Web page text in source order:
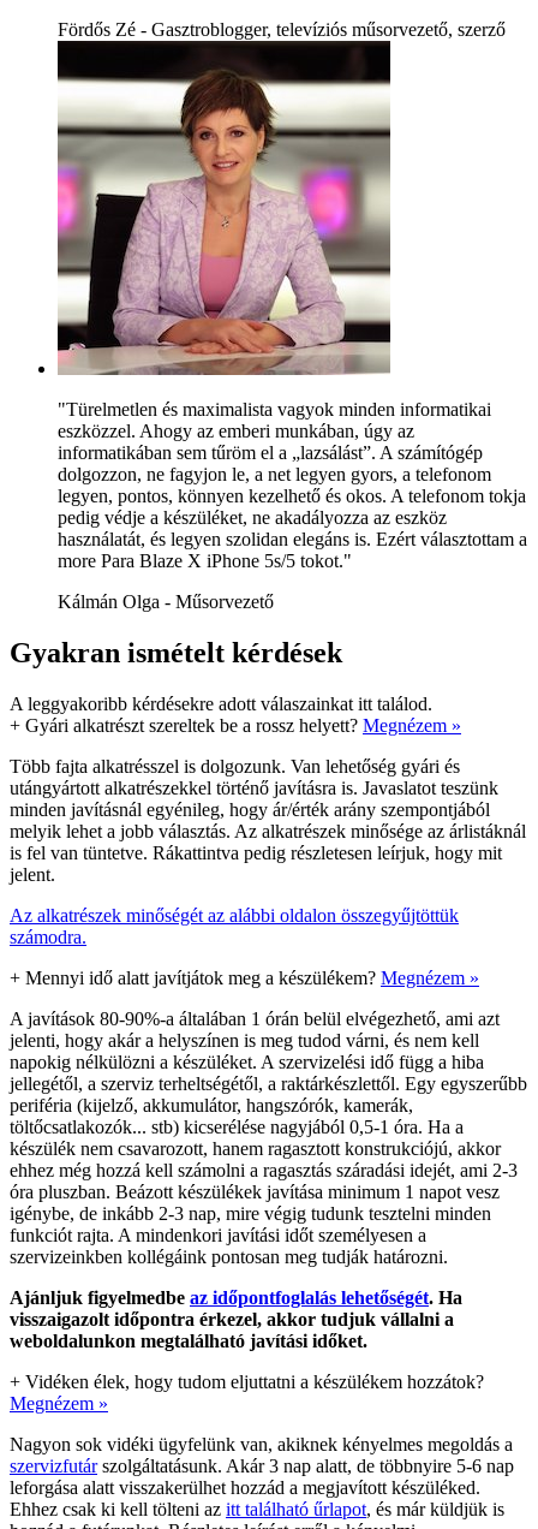
Fördős Zé - Gasztroblogger, televíziós műsorvezető, szerző
"Türelmetlen és maximalista vagyok minden informatikai
eszközzel. Ahogy az emberi munkában, úgy az
informatikában sem tűröm el a „lazsálást”. A számítógép
dolgozzon, ne fagyjon le, a net legyen gyors, a telefonom
legyen, pontos, könnyen kezelhető és okos. A telefonom tokja
pedig védje a készüléket, ne akadályozza az eszköz
használatát, és legyen szolidan elegáns is. Ezért választottam a
more Para Blaze X iPhone 5s/5 tokot."
Kálmán Olga - Műsorvezető
Gyakran ismételt kérdések
A leggyakoribb kérdésekre adott válaszainkat itt találod.
+ Gyári alkatrészt szereltek be a rossz helyett? Megnézem »
Több fajta alkatrésszel is dolgozunk. Van lehetőség gyári és
utángyártott alkatrészekkel történő javításra is. Javaslatot teszünk
minden javításnál egyénileg, hogy ár/érték arány szempontjából
melyik lehet a jobb választás. Az alkatrészek minősége az árlistáknál
is fel van tüntetve. Rákattintva pedig részletesen leírjuk, hogy mit
jelent.
Az alkatrészek minőségét az alábbi oldalon összegyűjtöttük
számodra.
+ Mennyi idő alatt javítjátok meg a készülékem? Megnézem »
A javítások 80-90%-a általában 1 órán belül elvégezhető, ami azt
jelenti, hogy akár a helyszínen is meg tudod várni, és nem kell
napokig nélkülözni a készüléket. A szervizelési idő függ a hiba
jellegétől, a szerviz terheltségétől, a raktárkészlettől. Egy egyszerűbb
periféria (kijelző, akkumulátor, hangszórók, kamerák,
töltőcsatlakozók... stb) kicserélése nagyjából 0,5-1 óra. Ha a
készülék nem csavarozott, hanem ragasztott konstrukciójú, akkor
ehhez még hozzá kell számolni a ragasztás száradási idejét, ami 2-3
óra pluszban. Beázott készülékek javítása minimum 1 napot vesz
igénybe, de inkább 2-3 nap, mire végig tudunk tesztelni minden
funkciót rajta. A mindenkori javítási időt személyesen a
szervizeinkben kollégáink pontosan meg tudják határozni.
Ajánljuk figyelmedbe az időpontfoglalás lehetőségét. Ha
visszaigazolt időpontra érkezel, akkor tudjuk vállalni a
weboldalunkon megtalálható javítási időket.
+ Vidéken élek, hogy tudom eljuttatni a készülékem hozzátok?
Megnézem »
Nagyon sok vidéki ügyfelünk van, akiknek kényelmes megoldás a
szervizfutárszolgáltatásunk. Akár 3 nap alatt, de többnyire 5-6 nap
leforgása alatt visszakerülhet hozzád a megjavított készüléked.
Ehhez csak ki kell tölteni az itt található űrlapot, és már küldjük is